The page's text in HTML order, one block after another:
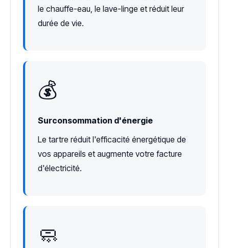
le chauffe-eau, le lave-linge et réduit leur
durée de vie.
💰
Surconsommation d'énergie
Le tartre réduit l'efficacité énergétique de
vos appareils et augmente votre facture
d'électricité.
🧼